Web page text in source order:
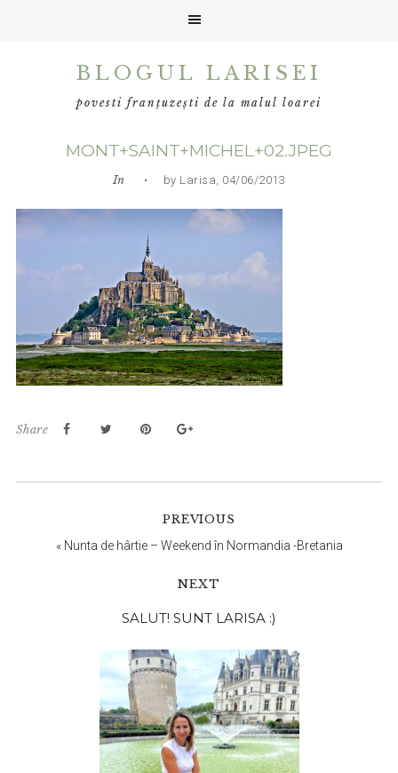
BLOGUL LARISEI
povesti franțuzești de la malul loarei
MONT+SAINT+MICHEL+02.JPEG
In • by Larisa, 04/06/2013
Share
PREVIOUS
« Nunta de hârtie – Weekend în Normandia -Bretania
NEXT
principală
SALUT! SUNT LARISA :)